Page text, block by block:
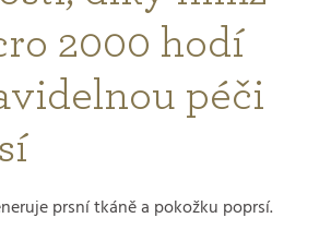
2000 hodí
péči
prsní tkáně a pokožku poprsí.